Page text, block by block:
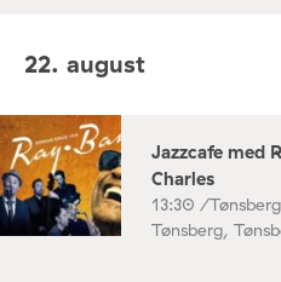
22. august
Jazzcafe med
Charles
13:30 /
Tønsberg,